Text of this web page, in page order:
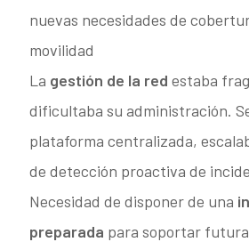
nuevas necesidades de
movilidad
La gestión de la red estaba
dificultaba su administración.
plataforma centralizada,
de detección proactiva de
Necesidad de disponer de una
preparada para soportar